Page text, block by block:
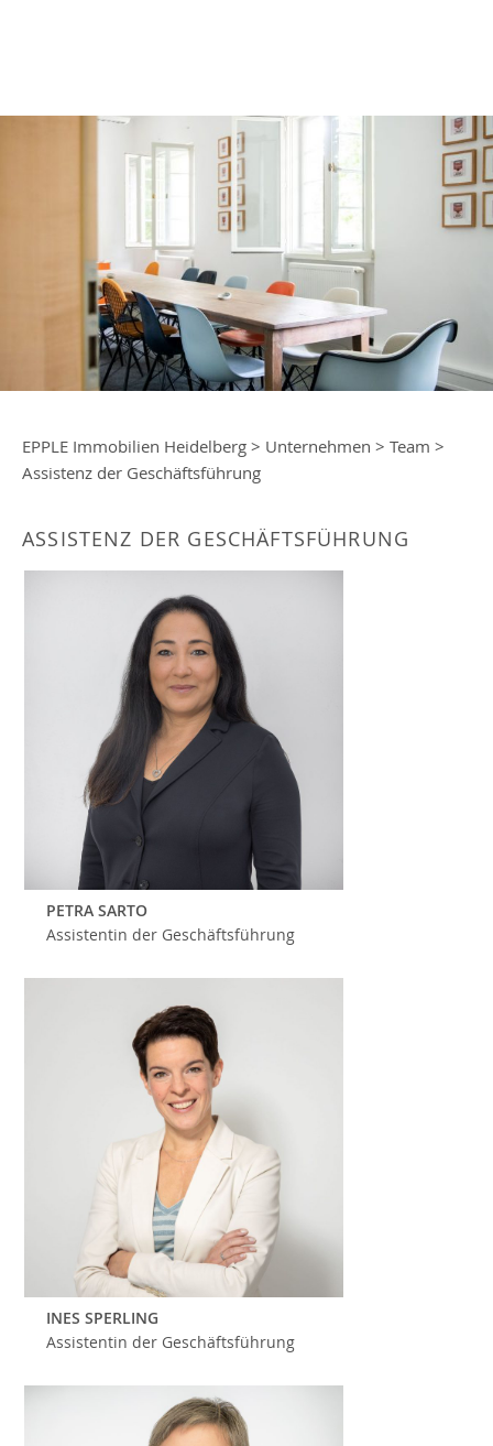
EPPLE Immobilien Heidelberg > Unternehmen > Team >
Assistenz der Geschäftsführung
ASSISTENZ DER GESCHÄFTSFÜHRUNG
PETRA SARTO
Assistentin der Geschäftsführung
INES SPERLING
Assistentin der Geschäftsführung